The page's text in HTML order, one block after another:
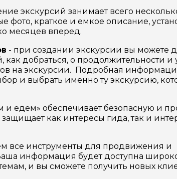
экскурсий занимает всего
фото, краткое и емкое описание,
месяцев вперед.
- при создании экскурсии вы можете
добраться, о продолжительности и
на экскурсии. Подробная
и выбрать именно ту экскурсию,
и едем» обеспечивает безопасную и
как интересы гида, так и
все инструменты для продвижения и
информация будет доступна
и вы сможете получить новых